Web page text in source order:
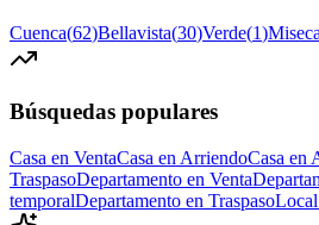
Cuenca(62)Bellavista(30)Verde(1)
Búsquedas populares
Casa en VentaCasa en ArriendoCasa en
TraspasoDepartamento en Venta
temporalDepartamento en Traspaso